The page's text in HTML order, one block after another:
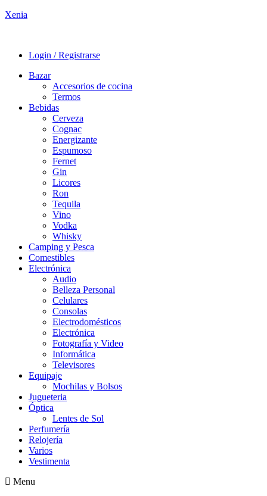
Xenia
Login / Registrarse
Bazar
Accesorios de cocina
Termos
Bebidas
Cerveza
Cognac
Energizante
Espumoso
Fernet
Gin
Licores
Ron
Tequila
Vino
Vodka
Whisky
Camping y Pesca
Comestibles
Electrónica
Audio
Belleza Personal
Celulares
Consolas
Electrodomésticos
Electrónica
Fotografía y Video
Informática
Televisores
Equipaje
Mochilas y Bolsos
Jugueteria
Óptica
Lentes de Sol
Perfumería
Relojería
Varios
Vestimenta
Menu